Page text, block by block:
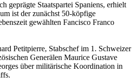
geprägte Staatspartei Spaniens, erhielt
ist der zunächst 50-köpfige
gewählten Fancisco Franco
Petitpierre, Stabschef im 1. Schweizer
Generälen Maurice Gustave
über militärische Koordination in